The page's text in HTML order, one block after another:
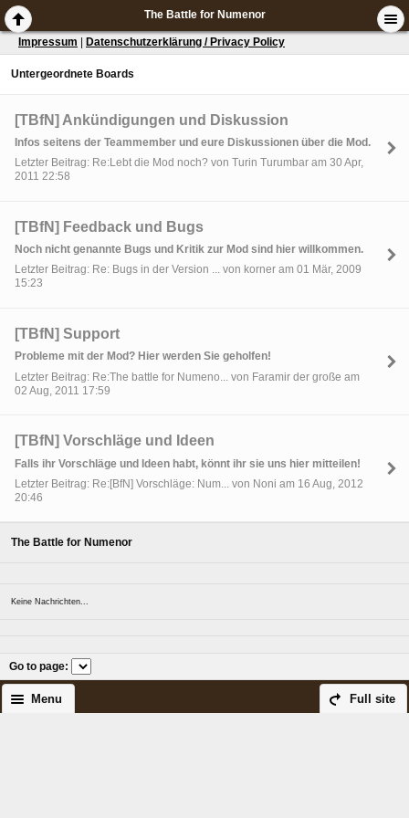
The Battle for Numenor
Impressum Datenschutzerklärung / Privacy Policy
Untergeordnete Boards
[TBfN] Ankündigungen und Diskussion
Infos seitens der Teammember und eure Diskussionen über die Mod.
Letzter Beitrag: Re:Lebt die Mod noch? von Turin Turumbar am 30 Apr,
2011 22:58
[TBfN] Feedback und Bugs
Noch nicht genannte Bugs und Kritik zur Mod sind hier willkommen.
Letzter Beitrag: Re: Bugs in der Version ... von korner am 01 Mär, 2009
15:23
[TBfN] Support
Probleme mit der Mod? Hier werden Sie geholfen!
Letzter Beitrag: Re:The battle for Numeno... von Faramir der große am
02 Aug, 2011 17:59
[TBfN] Vorschläge und Ideen
Falls ihr Vorschläge und Ideen habt, könnt ihr sie uns hier mitteilen!
Letzter Beitrag: Re:[BfN] Vorschläge: Num... von Noni am 16 Aug, 2012
20:46
The Battle for Numenor
Keine Nachrichten...
Go to page:
Full site
Menu